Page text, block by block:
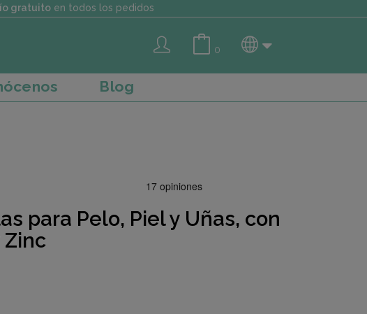
gratuitoen todos los pedidos
0
Blog
para Pelo, Piel y Uñas, con
Zinc